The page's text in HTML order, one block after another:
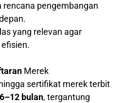
rencana pengembangan
yang relevan agar
Merek
sertifikat merek terbit
bulan, tergantung